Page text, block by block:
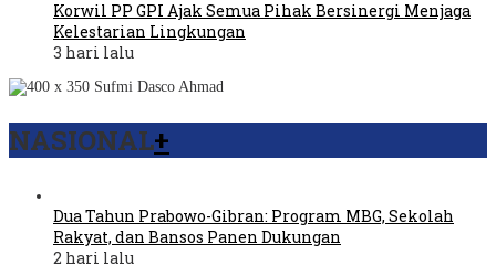
Korwil PP GPI Ajak Semua Pihak Bersinergi Menjaga
Kelestarian Lingkungan
3 hari lalu
NASIONAL+
Dua Tahun Prabowo-Gibran: Program MBG, Sekolah
Rakyat, dan Bansos Panen Dukungan
2 hari lalu